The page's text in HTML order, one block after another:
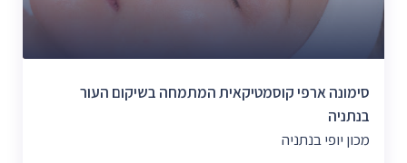
סימונה ארפי קוסמטיקאית המתמחה בשיקום העור
בנתניה
מכון יופי בנתניה